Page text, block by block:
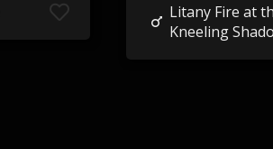
Litany Fire at
Kneeling